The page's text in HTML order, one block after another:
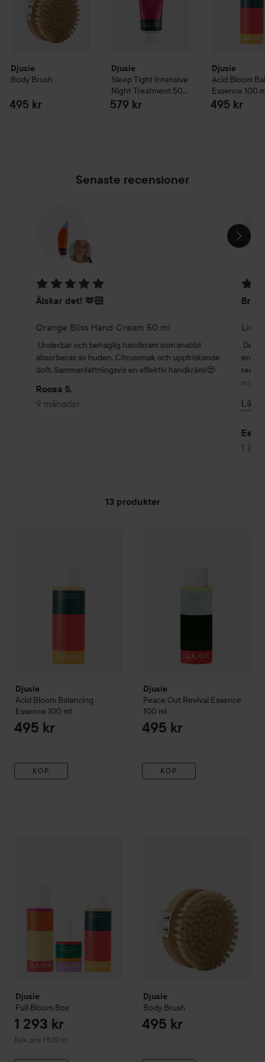
Djusie är en finsk hudvårdsserie, vars produkter är Ecocert-
certifierad naturkosmetika. Kosmetolog Katja Kokko, som är
Djusie
Body Brush
495 kr
Djusie
Sleep Tight Intensive
Night Treatment 50
ml
579 kr
Djusie
Acid Bloom
Essence 100
495 kr
Senaste recensioner
HOPPA ÖVER SEKTIONEN
Betyg: 5 av 5
Älskar det! 🫶🏻
Orange Bliss Hand Cream 50 ml
Underbar och behaglig handkräm som snabbt
absorberas av huden. Citrussmak och uppfriskande
doft. Sammanfattningsvis en effektiv handkräm!😍
Roosa S.
9 månader
Bra
Det
en
Läs
1 år
13 produkter
Djusie
Acid Bloom Balancing
Essence 100 ml
495 kr
KÖP
Djusie
Peace Out Revival Essence
100 ml
495 kr
KÖP
Djusie
Full Bloom Box
1 293 kr
Rek. pris 1 520 kr
Rekommenderat pris 1 520 kr
Djusie
Body Brush
495 kr